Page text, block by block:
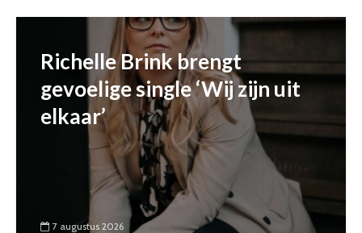
Richelle Brink brengt
gevoelige single ‘Wij zijn uit
elkaar’
7 augustus 2026